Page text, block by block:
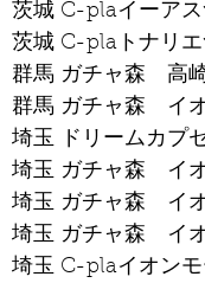
茨城 C-plaイーア
茨城 C-plaトナリ
群馬 ガチャ森　高
群馬 ガチャ森　イ
埼玉 ドリームカプ
埼玉 ガチャ森　イ
埼玉 ガチャ森　イ
埼玉 ガチャ森　イ
埼玉 C-plaイオン